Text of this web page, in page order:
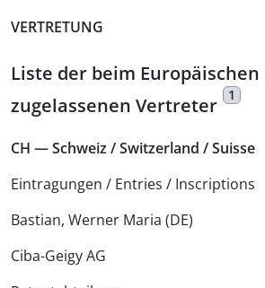
VERTRETUNG
Liste der beim
zugelassenen Vertreter
1
CH — Schweiz / Switzerland / Suisse
Eintragungen / Entries / Inscriptions
Bastian, Werner Maria (DE)
Ciba-Geigy AG